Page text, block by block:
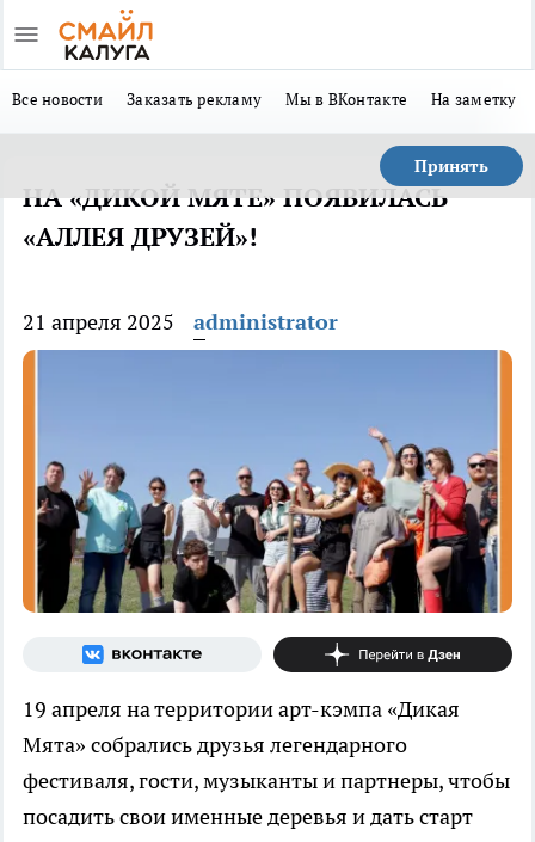
Все новости Заказать рекламу Мы в ВКонтакте На заметку
Принять
НА «ДИКОЙ МЯТЕ» ПОЯВИЛАСЬ
«АЛЛЕЯ ДРУЗЕЙ»!
21 апреля 2025 administrator
19 апреля на территории арт-кэмпа «Дикая
Мята» собрались друзья легендарного
фестиваля, гости, музыканты и партнеры, чтобы
посадить свои именные деревья и дать старт